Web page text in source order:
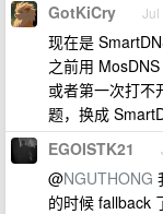
GotKiCry Jul
现在是
之前用
或者第一次打不
题，换成
EGOISTK21
@NGUTHONG
的时候 fallback